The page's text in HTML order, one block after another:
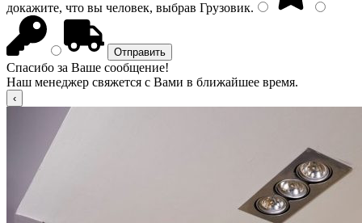
докажите, что вы человек, выбрав Грузовик.
Спасибо за Ваше сообщение!
Наш менеджер свяжется с Вами в ближайшее время.